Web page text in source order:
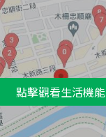
點擊觀看生活機能